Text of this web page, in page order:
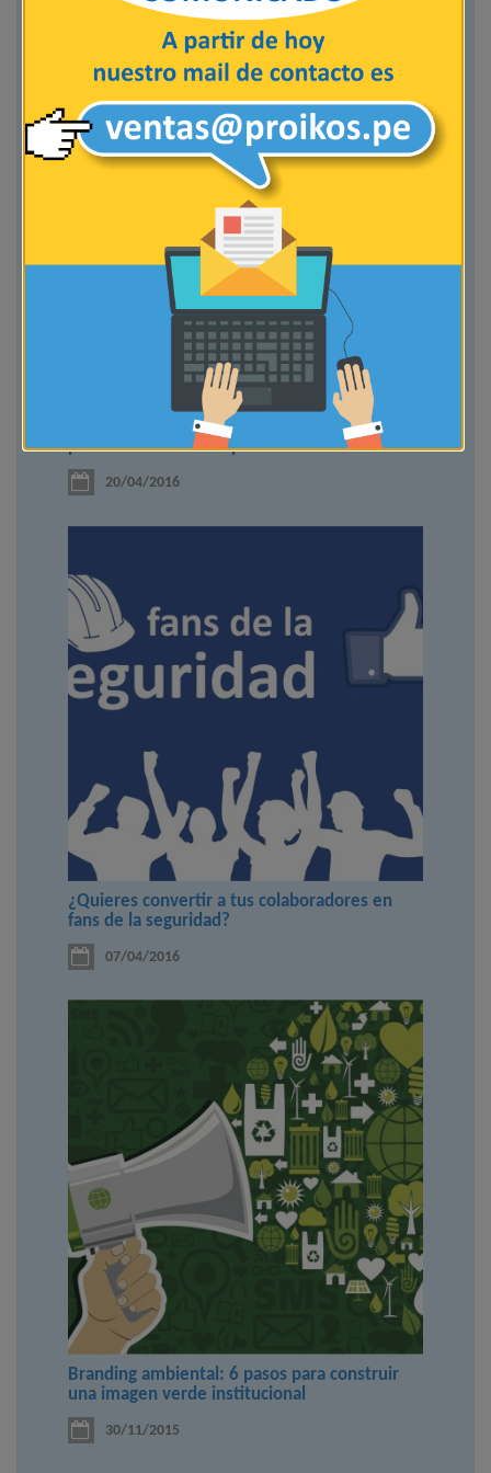
TAMBIÉN PODRÍA INTERESARTE
Conociendo al colaborador por dentro: claves
para estimular su empatía...
20/04/2016
¿Quieres convertir a tus colaboradores en
fans de la seguridad?
07/04/2016
Branding ambiental: 6 pasos para construir
una imagen verde institucional
30/11/2015